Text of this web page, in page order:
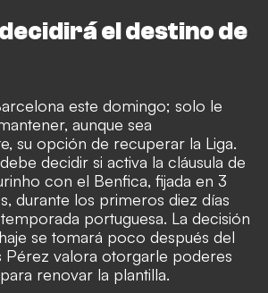
el destino de
este domingo; solo le
aunque sea
su opción de recuperar la Liga.
decidir si activa la cláusula de
con el Benfica, fijada en 3
durante los primeros diez días
portuguesa. La decisión
se tomará poco después del
Pérez valora otorgarle poderes
renovar la plantilla.